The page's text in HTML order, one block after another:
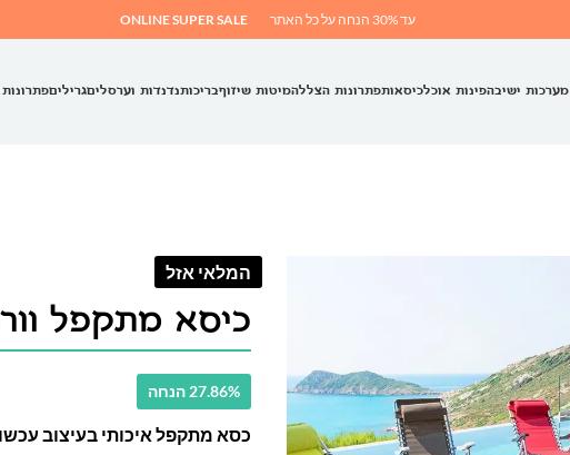
עד 30% הנחה על כל האתר ONLINE SUPER SALE
מערכות ישיבהפינות אוכלכיסאותפתרונות הצללהמיטות שיזוףבריכותנדנדות וערסליםגרילים
המלאי אזל
כיסא מתקפל
27.86% הנחה
כסא מתקפל איכותי בעיצוב